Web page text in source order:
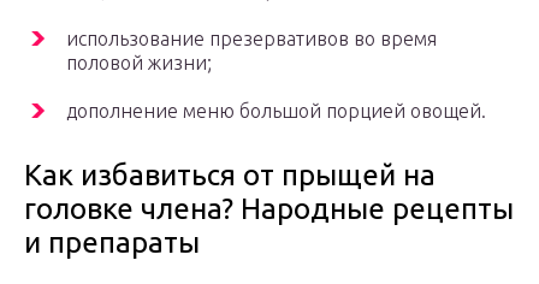
использование презервативов во время
половой жизни;
дополнение меню большой порцией овощей.
Как избавиться от прыщей на
головке члена? Народные рецепты
и препараты